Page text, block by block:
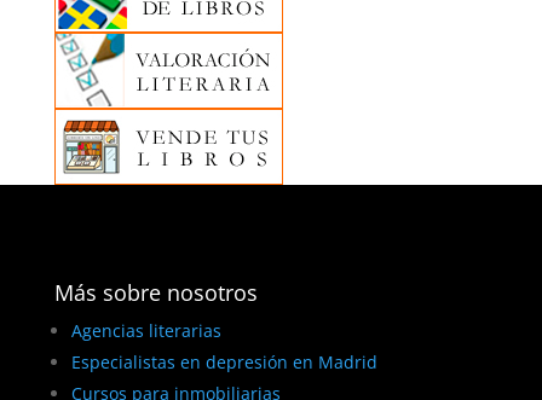
Más sobre nosotros
Agencias literarias
Especialistas en depresión en Madrid
Cursos para inmobiliarias